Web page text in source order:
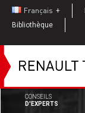
Français
Bibliothèque
CONSEILS
D'EXPERTS